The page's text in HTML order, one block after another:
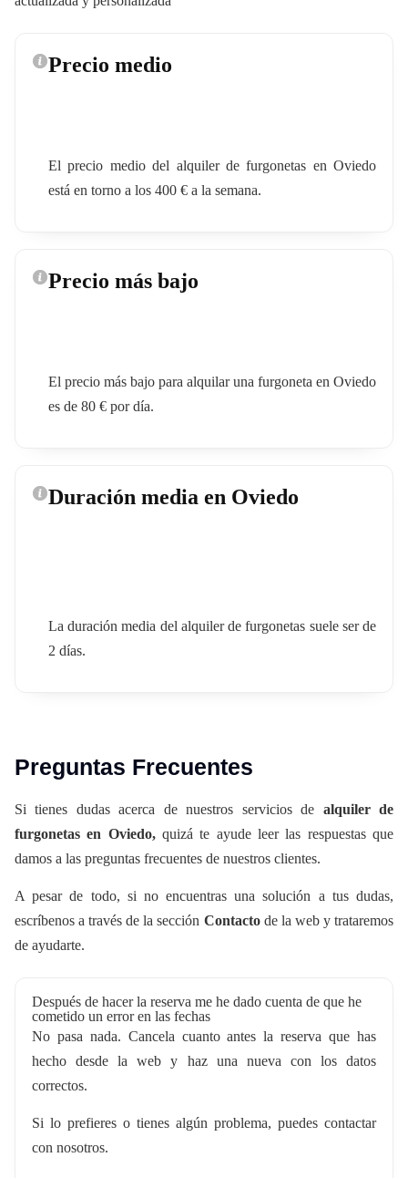
Precio medio
El precio medio del alquiler de furgonetas en Oviedo
está en torno a los 400 € a la semana.
Precio más bajo
El precio más bajo para alquilar una furgoneta en Oviedo
es de 80 € por día.
Duración media en Oviedo
La duración media del alquiler de furgonetas suele ser de
2 días.
Preguntas Frecuentes
Si tienes dudas acerca de nuestros servicios de alquiler de
furgonetas en Oviedo,quizá te ayude leer las respuestas que
damos a las preguntas frecuentes de nuestros clientes.
A pesar de todo, si no encuentras una solución a tus dudas,
escríbenos a través de la sección Contacto de la web y trataremos
de ayudarte.
Después de hacer la reserva me he dado cuenta de que he
cometido un error en las fechas
No pasa nada. Cancela cuanto antes la reserva que has
hecho desde la web y haz una nueva con los datos
correctos.
Si lo prefieres o tienes algún problema, puedes contactar
con nosotros.